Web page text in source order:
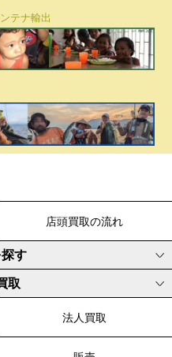
テナ輸出
店頭買取の流れ
す
取
法人買取